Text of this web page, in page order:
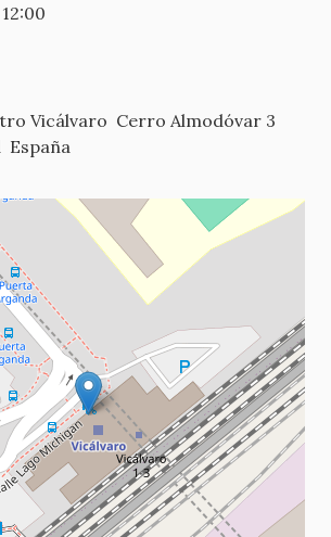
Vicálvaro Cerro Almodóvar 3
España